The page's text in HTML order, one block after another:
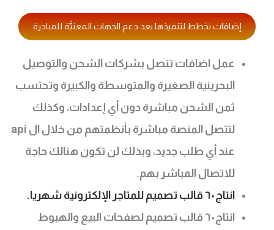
إضافات نخطط لتنفيذها بعد دعم الجهات المعنيَّة للمبادرة
عمل اضافات تتصل بشركات الشحن والتوصيل
البحرينية الصغيرة والمتوسطة والكبيرة وتحتسب
ثمن الشحن مباشرة دون أي إعدادات، وكذلك
لتتصل المنصة مباشرة بأنظمتهم من خلال ال api
عند أي طلب جديد، وبذلك لن تكون هنالك حاجة
للاتصال المباشر بهم.
انتاج ٦٠ قالب تصميم للمتاجر الإلكترونية شهريا.
انتاج ٦٠ قالب تصميم لصفحات البيع والهبوط